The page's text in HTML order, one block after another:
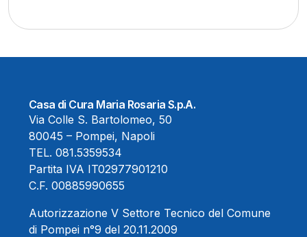
Casa di Cura Maria Rosaria S.p.A.
Via Colle S. Bartolomeo, 50
80045 – Pompei, Napoli
TEL. 081.5359534
Partita IVA IT02977901210
C.F. 00885990655
Autorizzazione V Settore Tecnico del Comune
di Pompei n°9 del 20.11.2009